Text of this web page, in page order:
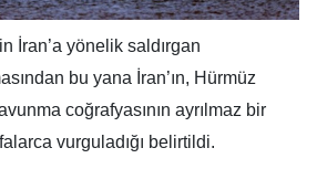
İran’a yönelik saldırgan
bu yana İran’ın, Hürmüz
coğrafyasının ayrılmaz bir
vurguladığı belirtildi.